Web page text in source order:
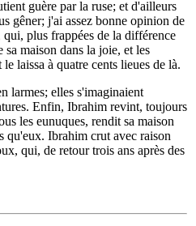
guère par la ruse; et d'ailleurs
gêner; j'ai assez bonne opinion de
plus frappées de la différence
maison dans la joie, et les
laissa à quatre cents lieues de là.
larmes; elles s'imaginaient
Enfin, Ibrahim revint, toujours
les eunuques, rendit sa maison
qu'eux. Ibrahim crut avec raison
qui, de retour trois ans après des